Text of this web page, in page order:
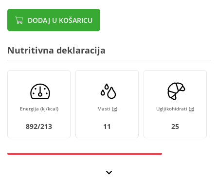
DODAJ U KOŠARICU
Nutritivna deklaracija
Energija (kJ/kcal)
892/213
Masti (g)
11
Ugljikohidrati (g)
25